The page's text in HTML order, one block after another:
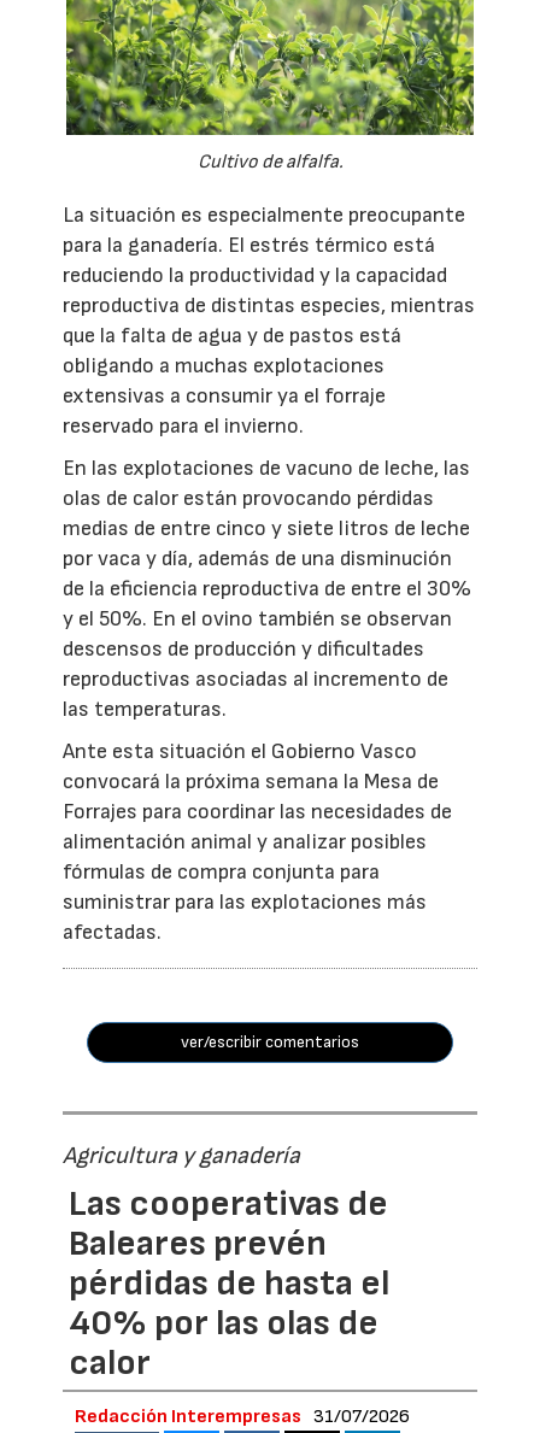
Cultivo de alfalfa.
La situación es especialmente preocupante
para la ganadería. El estrés térmico está
reduciendo la productividad y la capacidad
reproductiva de distintas especies, mientras
que la falta de agua y de pastos está
obligando a muchas explotaciones
extensivas a consumir ya el forraje
reservado para el invierno.
En las explotaciones de vacuno de leche, las
olas de calor están provocando pérdidas
medias de entre cinco y siete litros de leche
por vaca y día, además de una disminución
de la eficiencia reproductiva de entre el 30%
y el 50%. En el ovino también se observan
descensos de producción y dificultades
reproductivas asociadas al incremento de
las temperaturas.
Ante esta situación el Gobierno Vasco
convocará la próxima semana la Mesa de
Forrajes para coordinar las necesidades de
alimentación animal y analizar posibles
fórmulas de compra conjunta para
suministrar para las explotaciones más
afectadas.
ver/escribir comentarios
Agricultura y ganadería
Las cooperativas de
Baleares prevén
pérdidas de hasta el
40% por las olas de
calor
Redacción Interempresas 31/07/2026